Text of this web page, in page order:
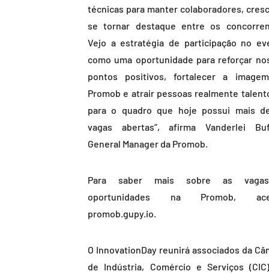
técnicas para manter colaboradores,
se tornar destaque entre os
Vejo a estratégia de participação no
como uma oportunidade para reforçar
pontos positivos, fortalecer a
Promob e atrair pessoas realmente
para o quadro que hoje possui mais
vagas abertas”, afirma Vanderlei
General Manager da Promob.
Para saber mais sobre as
oportunidades na Promob,
promob.gupy.io.
O InnovationDay reunirá associados da
de Indústria, Comércio e Serviços